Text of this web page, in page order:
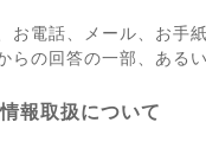
お電話、メール、お手
らの回答の一部、ある
報取扱について